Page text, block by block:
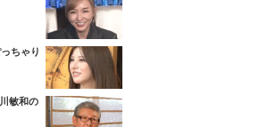
ちゃり
敏和の